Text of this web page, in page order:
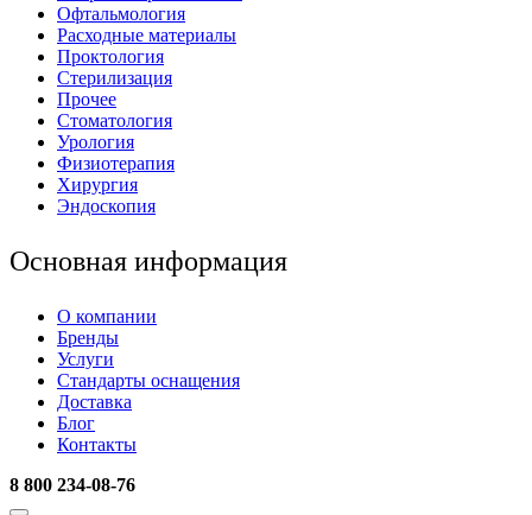
Офтальмология
Расходные материалы
Проктология
Стерилизация
Прочее
Стоматология
Урология
Физиотерапия
Хирургия
Эндоскопия
Основная информация
О компании
Бренды
Услуги
Стандарты оснащения
Доставка
Блог
Контакты
8 800 234-08-76